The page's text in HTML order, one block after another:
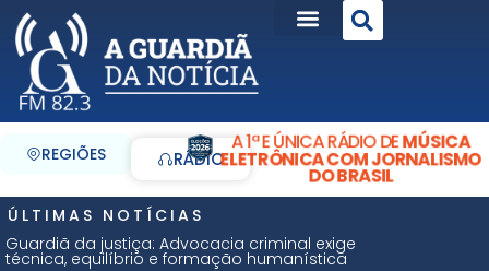
REGIÕES RÁDIO
A 1ª E ÚNICA RÁDIO DEMÚSICA
ELETRÔNICA COM JORNALISMO
DO BRASIL
ÚLTIMAS NOTÍCIAS
Guardiã da justiça: Advocacia criminal exige
técnica, equilíbrio e formação humanística